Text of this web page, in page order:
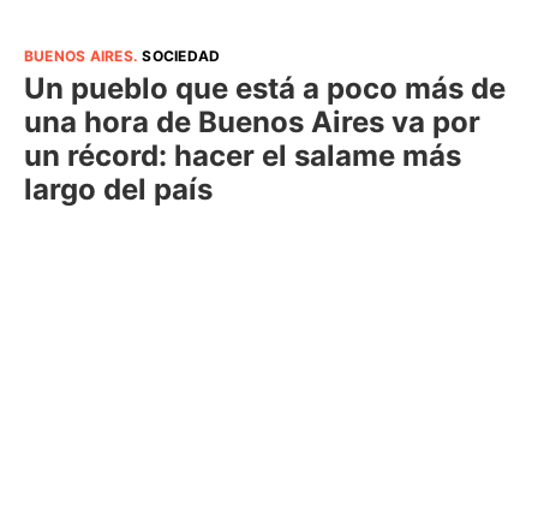
BUENOS AIRES.SOCIEDAD
Un pueblo que está a poco más de
una hora de Buenos Aires va por
un récord: hacer el salame más
largo del país